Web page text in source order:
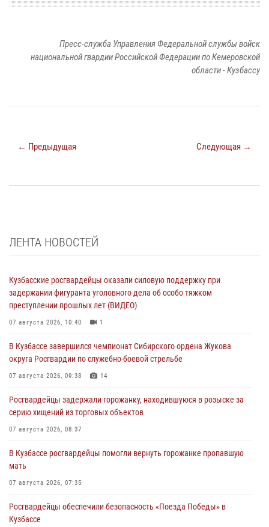
Пресс-служба Управления Федеральной службы войск
национальной гвардии Российской Федерации по Кемеровской
области - Кузбассу
← Предыдущая Следующая →
ЛЕНТА НОВОСТЕЙ
Кузбасские росгвардейцы оказали силовую поддержку при
задержании фигуранта уголовного дела об особо тяжком
преступлении прошлых лет (ВИДЕО)
07 августа 2026, 10:40 1
В Кузбассе завершился чемпионат Сибирского ордена Жукова
округа Росгвардии по служебно-боевой стрельбе
07 августа 2026, 09:38 14
Росгвардейцы задержали горожанку, находившуюся в розыске за
серию хищений из торговых объектов
07 августа 2026, 08:37
В Кузбассе росгвардейцы помогли вернуть горожанке пропавшую
мать
07 августа 2026, 07:35
Росгвардейцы обеспечили безопасность «Поезда Победы» в
Кузбассе